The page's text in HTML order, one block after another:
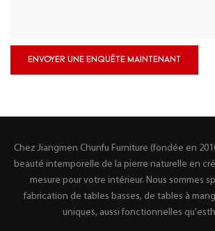
ENVOYER UNE ENQUÊTE MAINTENANT
Chez Jiangmen Chunfu Furniture (fondée en
beauté intemporelle de la pierre naturelle en
mesure pour votre intérieur. Nous sommes
fabrication de tables basses, de tables à
uniques, aussi fonctionnelles